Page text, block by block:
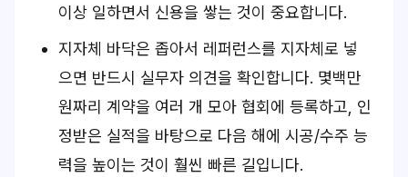
이상 일하면서 신용을 쌓는 것이 중요합니다.
지자체 바닥은 좁아서 레퍼런스를 지자체로 넣
으면 반드시 실무자 의견을 확인합니다. 몇백만
원짜리 계약을 여러 개 모아 협회에 등록하고, 인
정받은 실적을 바탕으로 다음 해에 시공/수주 능
력을 높이는 것이 훨씬 빠른 길입니다.